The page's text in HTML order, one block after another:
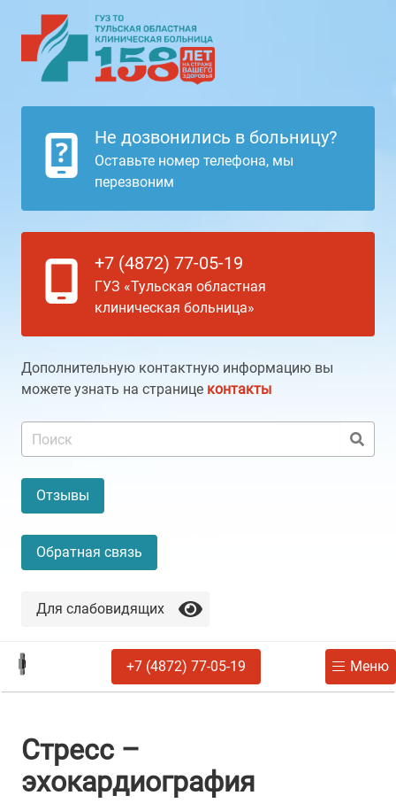
Не дозвонились в больницу?
Оставьте номер телефона, мы
перезвоним
+7 (4872) 77-05-19
ГУЗ «Тульская областная
клиническая больница»
Дополнительную контактную информацию вы
можете узнать на странице контакты
Отзывы
Обратная связь
Для слабовидящих
+7 (4872) 77-05-19 Меню
Стресс –
эхокардиография